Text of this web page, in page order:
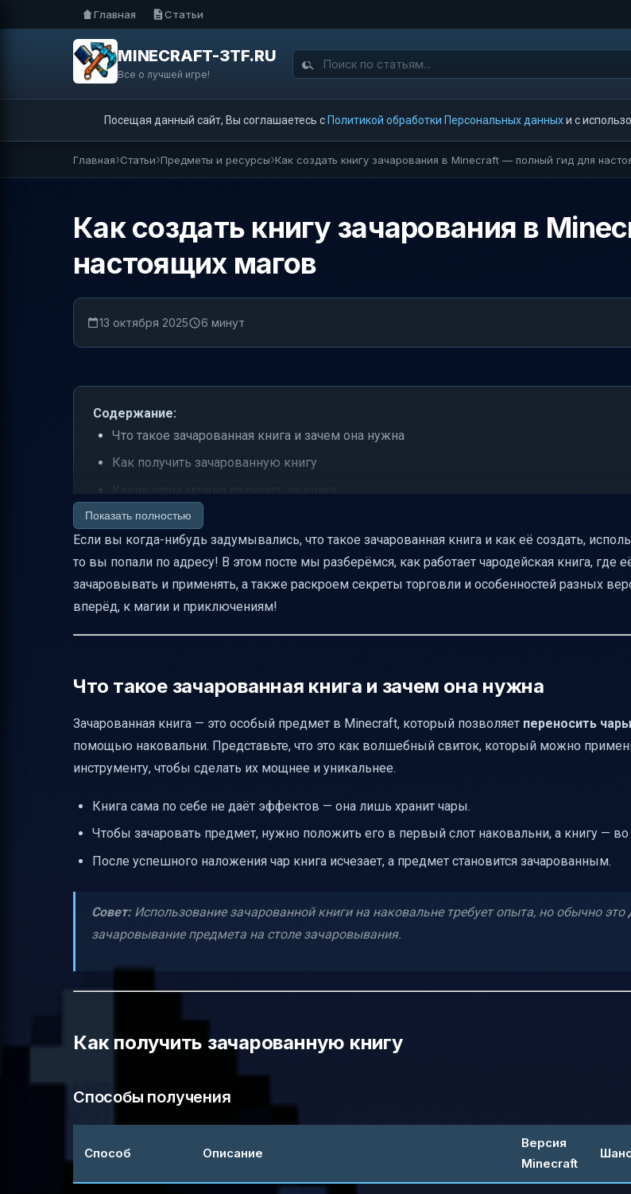
Главная Статьи
MINECRAFT-3TF.RU
Все о лучшей игре!
Посещая данный сайт, Вы соглашаетесь с Политикой обработки Персональных данныхи с
Главная Статьи Предметы и ресурсы Как создать книгу зачарования в Minecraft — полный гид для
Как создать книгу зачарования в
настоящих магов
13 октября 2025 6 минут
Содержание:
Что такое зачарованная книга и зачем она нужна
Как получить зачарованную книгу
Какие чары можно получить на книге
Как использовать зачарованную книгу в наковальне
Торговля зачарованными книгами у библиотекарей
Особенности чар Soul Speed
Совместимость чар и предметов
Визуальные особенности
Таблица сравнения способов получения зачарованных книг
Полезные ссылки
Показать полностью
Если вы когда-нибудь задумывались, что такое зачарованная книга и как её создать,
то вы попали по адресу! В этом посте мы разберёмся, как работает чародейская книга, где
зачаровывать и применять, а также раскроем секреты торговли и особенностей разных
вперёд, к магии и приключениям!
Что такое зачарованная книга и зачем она нужна
Зачарованная книга — это особый предмет в Minecraft, который позволяет переносить
помощью наковальни. Представьте, что это как волшебный свиток, который можно
инструменту, чтобы сделать их мощнее и уникальнее.
Книга сама по себе не даёт эффектов — она лишь хранит чары.
Чтобы зачаровать предмет, нужно положить его в первый слот наковальни, а книгу — во
После успешного наложения чар книга исчезает, а предмет становится зачарованным.
Совет:Использование зачарованной книги на наковальне требует опыта, но обычно
зачаровывание предмета на столе зачаровывания.
Как получить зачарованную книгу
Способы получения
Способ Описание
Версия
Minecraft